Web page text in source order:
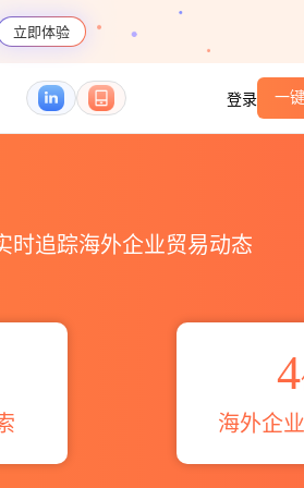
立即体验
登录 一
时追踪海外企业贸易动态
4
海外企